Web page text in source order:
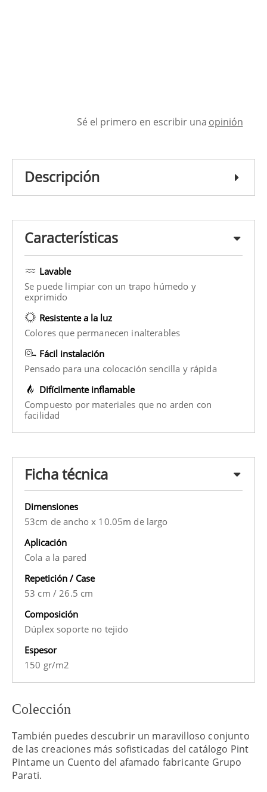
Sé el primero en escribir una opinión
Descripción
Características
Lavable
Se puede limpiar con un trapo húmedo y
exprimido
Resistente a la luz
Colores que permanecen inalterables
Fácil instalación
Pensado para una colocación sencilla y rápida
Difícilmente inflamable
Compuesto por materiales que no arden con
facilidad
Ficha técnica
Dimensiones
53cm de ancho x 10.05m de largo
Aplicación
Cola a la pared
Repetición / Case
53 cm / 26.5 cm
Composición
Dúplex soporte no tejido
Espesor
150 gr/m2
Colección
También puedes descubrir un maravilloso conjunto
de las creaciones más sofisticadas del catálogo Pint
Pintame un Cuento del afamado fabricante Grupo
Parati.